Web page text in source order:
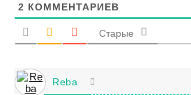
2 КОММЕНТАРИЕВ
Старые
Reba